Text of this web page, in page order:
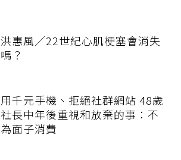
洪惠風／22世紀心肌梗塞會消失
嗎？
用千元手機、拒絕社群網站 48歲
社長中年後重視和放棄的事：不
為面子消費